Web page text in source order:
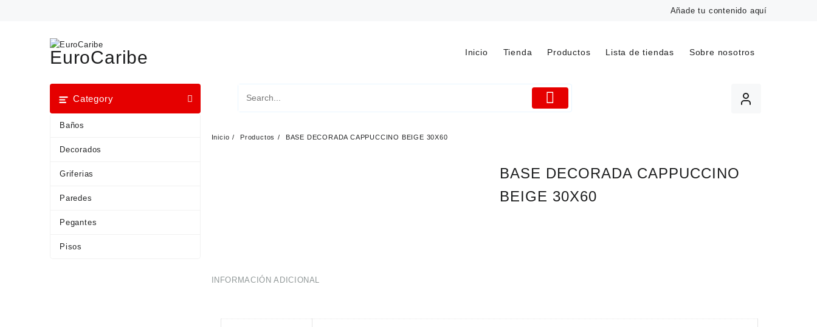
Añade tu contenido aquí
EuroCaribe Inicio Tienda Productos Lista de tiendas Sobre nosotros
Category
Baños
Decorados
Griferias
Paredes
Pegantes
Pisos
Inicio Productos BASE DECORADA CAPPUCCINO BEIGE 30X60
BASE DECORADA CAPPUCCINO
BEIGE 30X60
INFORMACIÓN ADICIONAL